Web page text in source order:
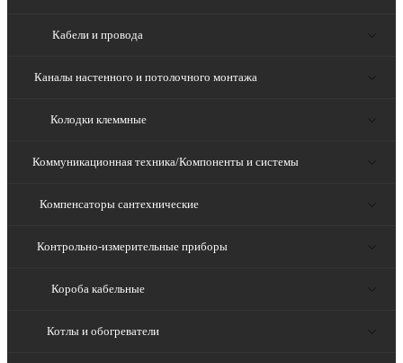
Кабели и провода
Каналы настенного и потолочного монтажа
Колодки клеммные
Коммуникационная техника/Компоненты и системы
Компенсаторы сантехнические
Контрольно-измерительные приборы
Короба кабельные
Котлы и обогреватели